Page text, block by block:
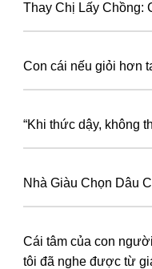
Thay Chị Lấy Chồng:
Con cái nếu giỏi hơn
“Khi thức dậy, không
Nhà Giàu Chọn Dâu
Cái tâm của con
tôi đã nghe được từ